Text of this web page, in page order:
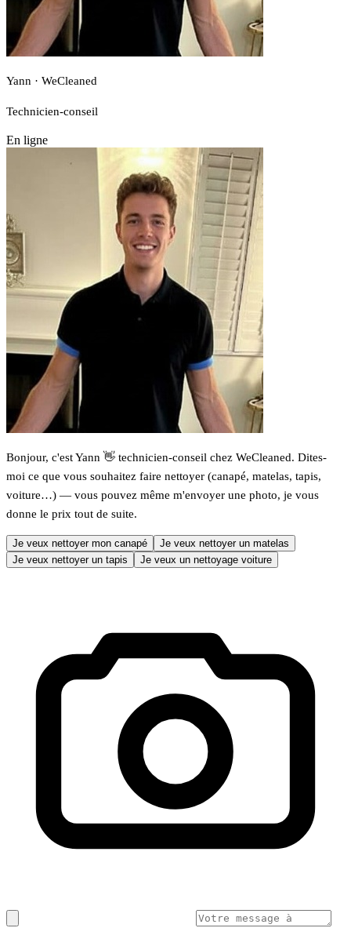
Yann · WeCleaned
Technicien-conseil
En ligne
Bonjour, c'est Yann 👋 technicien-conseil chez WeCleaned. Dites-
moi ce que vous souhaitez faire nettoyer (canapé, matelas, tapis,
voiture…) — vous pouvez même m'envoyer une photo, je vous
donne le prix tout de suite.
Je veux nettoyer mon canapé
Je veux nettoyer un matelas
Je veux nettoyer un tapis
Je veux un nettoyage voiture